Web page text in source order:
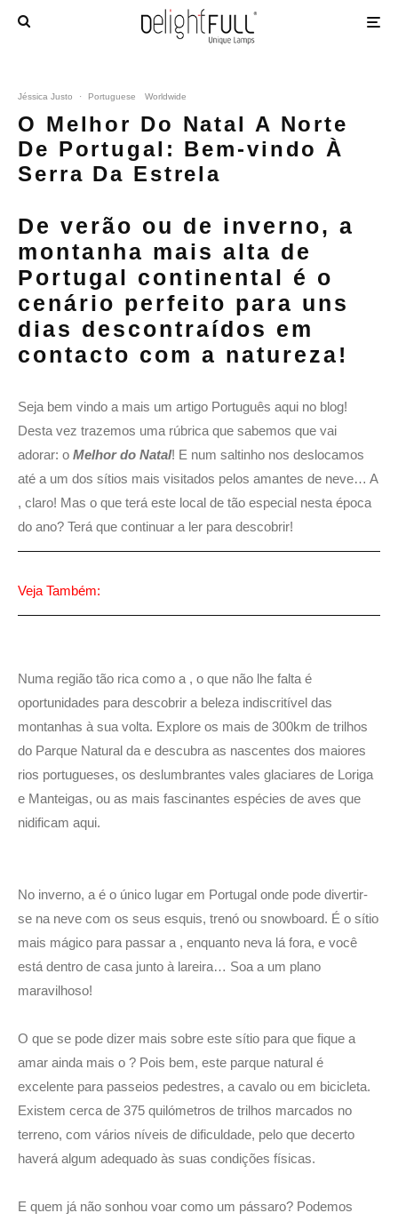
Jéssica Justo · Portuguese Worldwide
O Melhor Do Natal A Norte
De Portugal: Bem-vindo À
Serra Da Estrela
De verão ou de inverno, a
montanha mais alta de
Portugal continental é o
cenário perfeito para uns
dias descontraídos em
contacto com a natureza!
Seja bem vindo a mais um artigo Português aqui no blog!
Desta vez trazemos uma rúbrica que sabemos que vai
adorar: o Melhor do Natal! E num saltinho nos deslocamos
até a um dos sítios mais visitados pelos amantes de neve… A
, claro! Mas o que terá este local de tão especial nesta época
do ano? Terá que continuar a ler para descobrir!
Veja Também:
Numa região tão rica como a , o que não lhe falta é
oportunidades para descobrir a beleza indiscritível das
montanhas à sua volta. Explore os mais de 300km de trilhos
do Parque Natural da e descubra as nascentes dos maiores
rios portugueses, os deslumbrantes vales glaciares de Loriga
e Manteigas, ou as mais fascinantes espécies de aves que
nidificam aqui.
No inverno, a é o único lugar em Portugal onde pode divertir-
se na neve com os seus esquis, trenó ou snowboard. É o sítio
mais mágico para passar a , enquanto neva lá fora, e você
está dentro de casa junto à lareira… Soa a um plano
maravilhoso!
O que se pode dizer mais sobre este sítio para que fique a
amar ainda mais o ? Pois bem, este parque natural é
excelente para passeios pedestres, a cavalo ou em bicicleta.
Existem cerca de 375 quilómetros de trilhos marcados no
terreno, com vários níveis de dificuldade, pelo que decerto
haverá algum adequado às suas condições físicas.
E quem já não sonhou voar como um pássaro? Podemos